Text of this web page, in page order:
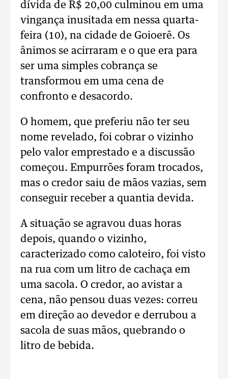
dívida de R$ 20,00 culminou em uma
vingança inusitada em nessa quarta-
feira (10), na cidade de Goioerê. Os
ânimos se acirraram e o que era para
ser uma simples cobrança se
transformou em uma cena de
confronto e desacordo.
O homem, que preferiu não ter seu
nome revelado, foi cobrar o vizinho
pelo valor emprestado e a discussão
começou. Empurrões foram trocados,
mas o credor saiu de mãos vazias, sem
conseguir receber a quantia devida.
A situação se agravou duas horas
depois, quando o vizinho,
caracterizado como caloteiro, foi visto
na rua com um litro de cachaça em
uma sacola. O credor, ao avistar a
cena, não pensou duas vezes: correu
em direção ao devedor e derrubou a
sacola de suas mãos, quebrando o
litro de bebida.